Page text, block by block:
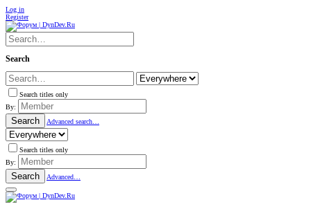
Log in
Register
Search
Search titles only
By:
Search Advanced search…
Search titles only
By:
Search Advanced…